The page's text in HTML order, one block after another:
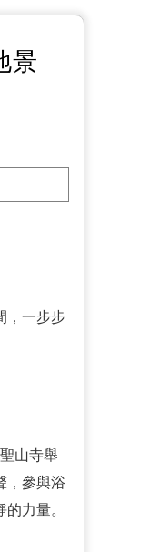
景
，一步步
山寺舉
，參與浴
力量。